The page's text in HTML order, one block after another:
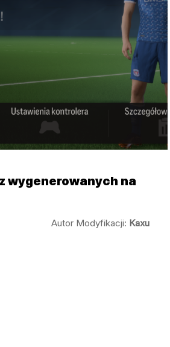
wygenerowanych na
Autor Modyfikacji: Kaxu